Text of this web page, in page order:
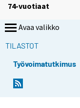
74-vuotiaat
Avaa valikko
TILASTOT
Työvoimatutkimus